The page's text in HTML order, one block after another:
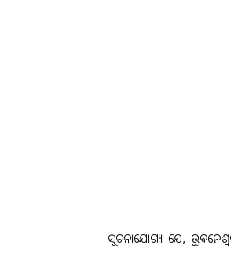
ସୂଚନାଯୋଗ୍ୟ ଯେ,